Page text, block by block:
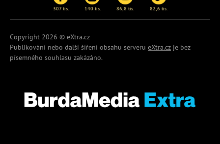
307 tis. 140 tis. 86,8 tis. 82,6 tis.
Copyright 2026 © eXtra.cz
Publikování nebo další šíření obsahu serveru eXtra.cz je bez
písemného souhlasu zakázáno.